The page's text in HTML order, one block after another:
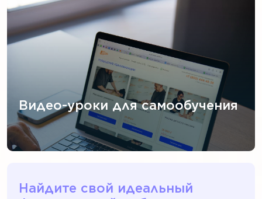
Видео-уроки для самообучения
Найдите свой идеальный